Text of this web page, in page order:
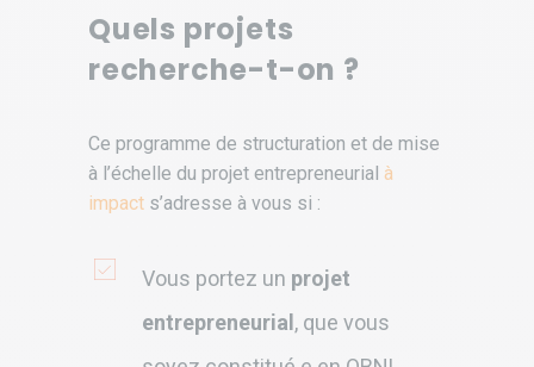
Quels projets
recherche-t-on ?
Ce programme de structuration et de mise
à l’échelle du projet entrepreneurial à
impact s’adresse à vous si :
Vous portez un projet
entrepreneurial, que vous